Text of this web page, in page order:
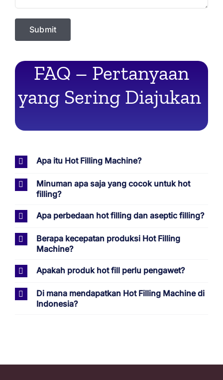
FAQ – Pertanyaan
yang Sering Diajukan
Apa itu Hot Filling Machine?
Minuman apa saja yang cocok untuk hot
filling?
Apa perbedaan hot filling dan aseptic filling?
Berapa kecepatan produksi Hot Filling
Machine?
Apakah produk hot fill perlu pengawet?
Di mana mendapatkan Hot Filling Machine di
Indonesia?